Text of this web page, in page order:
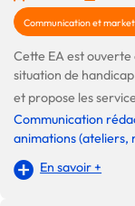
Communication et
Cette EA est ouverte
situation de
et propose les
Communication
animations (ateliers,
En savoir +